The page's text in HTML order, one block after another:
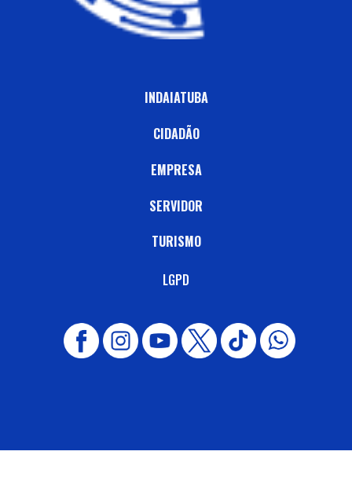
INDAIATUBA
CIDADÃO
EMPRESA
SERVIDOR
TURISMO
LGPD